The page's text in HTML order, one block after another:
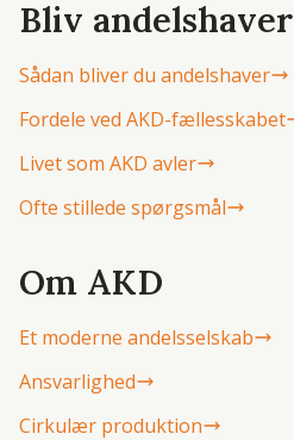
Bliv andelshaver
Sådan bliver du andelshaver
Fordele ved AKD-fællesskabet
Livet som AKD avler
Ofte stillede spørgsmål
Om AKD
Et moderne andelsselskab
Ansvarlighed
Cirkulær produktion